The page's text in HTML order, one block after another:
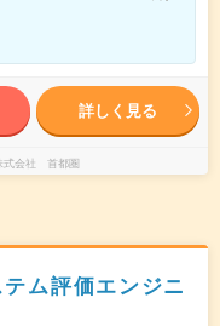
詳しく見る
式会社 首都圏
ム評価エンジニ